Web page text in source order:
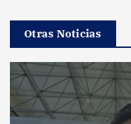
Otras Noticias